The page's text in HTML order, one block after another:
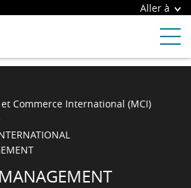
Aller à
Commerce International (MCI)